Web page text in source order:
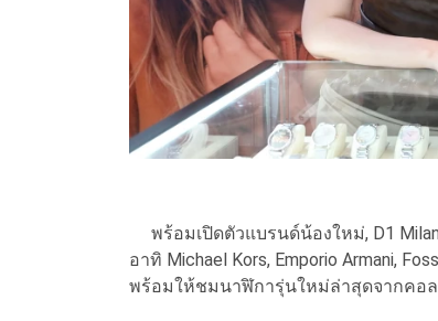
พร้อมเปิดตัวแบรนด์น้องใหม่, D1
อาทิ Michael Kors, Emporio Armani,
พร้อมให้ชมนาฬิการุ่นใหม่ล่าสุดจากคอ